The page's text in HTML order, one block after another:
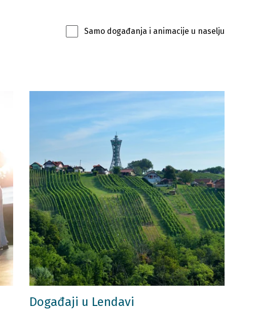
Samo događanja i animacije u naselju
Događaji u Lendavi